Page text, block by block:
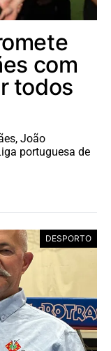
com
todos
João
portuguesa de
DESPORTO